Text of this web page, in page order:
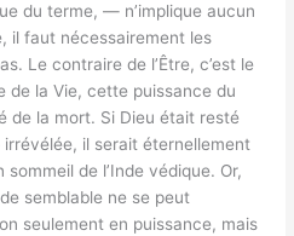
du terme, — n’implique aucun
il faut nécessairement les
Le contraire de l’Être, c’est le
de la Vie, cette puissance du
de la mort. Si Dieu était resté
il serait éternellement
de l’Inde védique. Or,
semblable ne se peut
seulement en puissance, mais